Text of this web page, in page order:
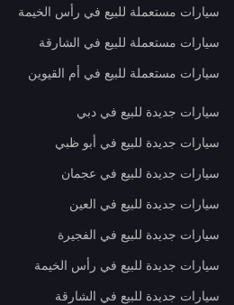
سيارات مستعملة للبيع في رأس الخيمة
سيارات مستعملة للبيع في الشارقة
سيارات مستعملة للبيع في أم القيوين
سيارات جديدة للبيع في دبي
سيارات جديدة للبيع في أبو ظبي
سيارات جديدة للبيع في عجمان
سيارات جديدة للبيع في العين
سيارات جديدة للبيع في الفجيرة
سيارات جديدة للبيع في رأس الخيمة
سيارات جديدة للبيع في الشارقة